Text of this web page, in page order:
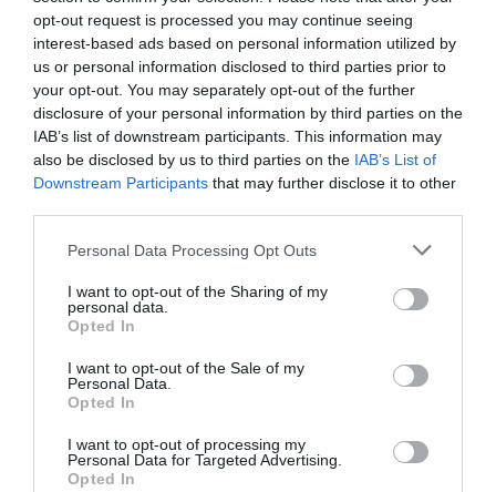
opt-out request is processed you may continue seeing
interest-based ads based on personal information utilized by
us or personal information disclosed to third parties prior to
your opt-out. You may separately opt-out of the further
disclosure of your personal information by third parties on the
IAB’s list of downstream participants. This information may
also be disclosed by us to third parties on the IAB’s List of
Downstream Participants that may further disclose it to other
Personal Data Processing Opt Outs
I want to opt-out of the Sharing of my
personal data.
Opted In
I want to opt-out of the Sale of my
Personal Data.
Opted In
I want to opt-out of processing my
Personal Data for Targeted Advertising.
Opted In
ΔΗΜΟΦΙΛΕΣΤΕΡΑ ΗΜΕΡΑΣ
ΠΑΙΧΝΙΔΙΑ
Επιπέδου Γυμνασίου:
10 απλές ερωτήσεις που δείχνουν
ότι δεν έμαθες σωστά την ελληνική ιστορία
ΠΑΙΧΝΙΔΙΑ
Βρες πού βρίσκονται 10 παραλίες: